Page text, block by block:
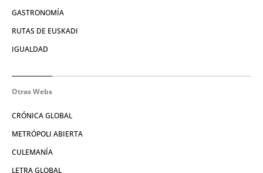
GASTRONOMÍA
RUTAS DE EUSKADI
IGUALDAD
Otras Webs
CRÓNICA GLOBAL
METRÓPOLI ABIERTA
CULEMANÍA
LETRA GLOBAL